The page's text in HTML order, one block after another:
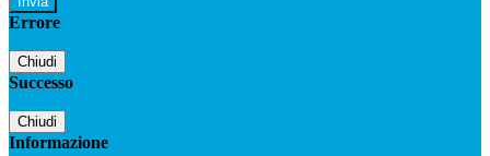
Errore
Chiudi
Successo
Chiudi
Informazione